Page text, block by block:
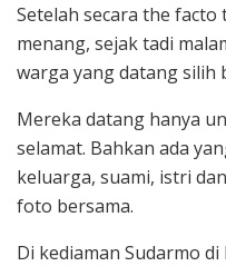
Setelah secara the facto
menang, sejak tadi
warga yang datang silih
Mereka datang hanya
selamat. Bahkan ada
keluarga, suami, istri
foto bersama.
Di kediaman Sudarmo